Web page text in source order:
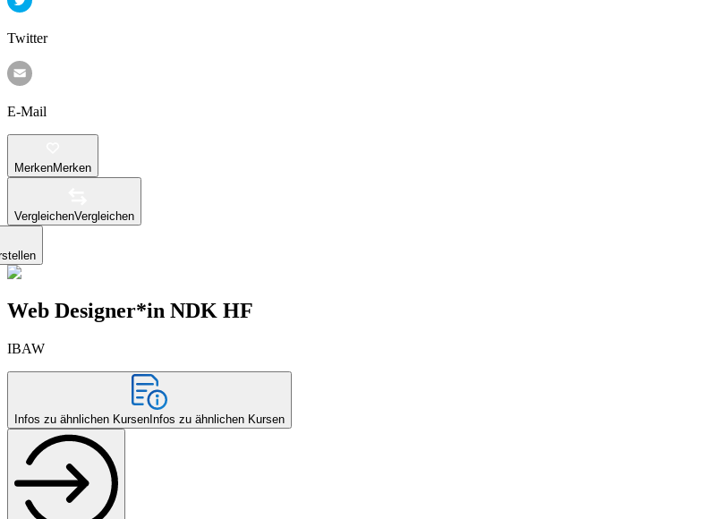
Twitter
E-Mail
MerkenMerken
VergleichenVergleichen
Web Designer*in NDK HF
IBAW
Infos zu ähnlichen Kursen Infos zu ähnlichen Kursen